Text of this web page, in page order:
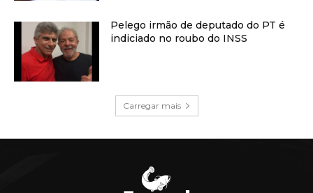
Pelego irmão de deputado do PT é
indiciado no roubo do INSS
Carregar mais